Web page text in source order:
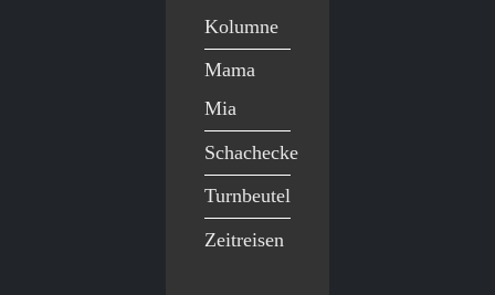
Kolumne
Mama
Mia
Schachecke
Turnbeutel
Zeitreisen